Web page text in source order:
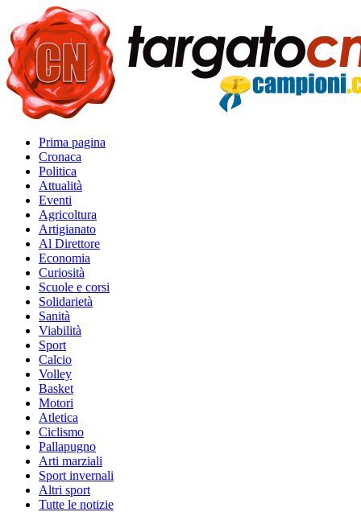
Prima pagina
Cronaca
Politica
Attualità
Eventi
Agricoltura
Artigianato
Al Direttore
Economia
Curiosità
Scuole e corsi
Solidarietà
Sanità
Viabilità
Sport
Calcio
Volley
Basket
Motori
Atletica
Ciclismo
Pallapugno
Arti marziali
Sport invernali
Altri sport
Tutte le notizie